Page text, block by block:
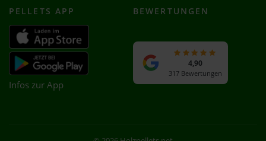
PELLETS APP
Infos zur App
BEWERTUNGEN
4,90
317 Bewertungen